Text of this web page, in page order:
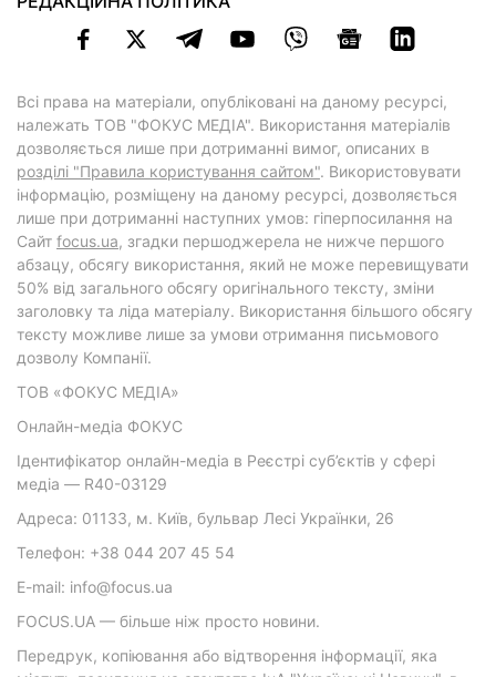
Всі права на матеріали, опубліковані на даному ресурсі,
належать ТОВ "ФОКУС МЕДІА". Використання матеріалів
дозволяється лише при дотриманні вимог, описаних в
розділі "Правила користування сайтом". Використовувати
інформацію, розміщену на даному ресурсі, дозволяється
лише при дотриманні наступних умов: гіперпосилання на
Cайт focus.ua, згадки першоджерела не нижче першого
абзацу, обсягу використання, який не може перевищувати
50% від загального обсягу оригінального тексту, зміни
заголовку та ліда матеріалу. Використання більшого обсягу
тексту можливе лише за умови отримання письмового
дозволу Компанії.
ТОВ «ФОКУС МЕДІА»
Онлайн-медіа ФОКУС
Ідентифікатор онлайн-медіа в Реєстрі суб’єктів у сфері
медіа — R40-03129
Адреса: 01133, м. Київ, бульвар Лесі Українки, 26
Телефон: +38 044 207 45 54
E-mail: info@focus.ua
FOCUS.UA — більше ніж просто новини.
Передрук, копіювання або відтворення інформації, яка